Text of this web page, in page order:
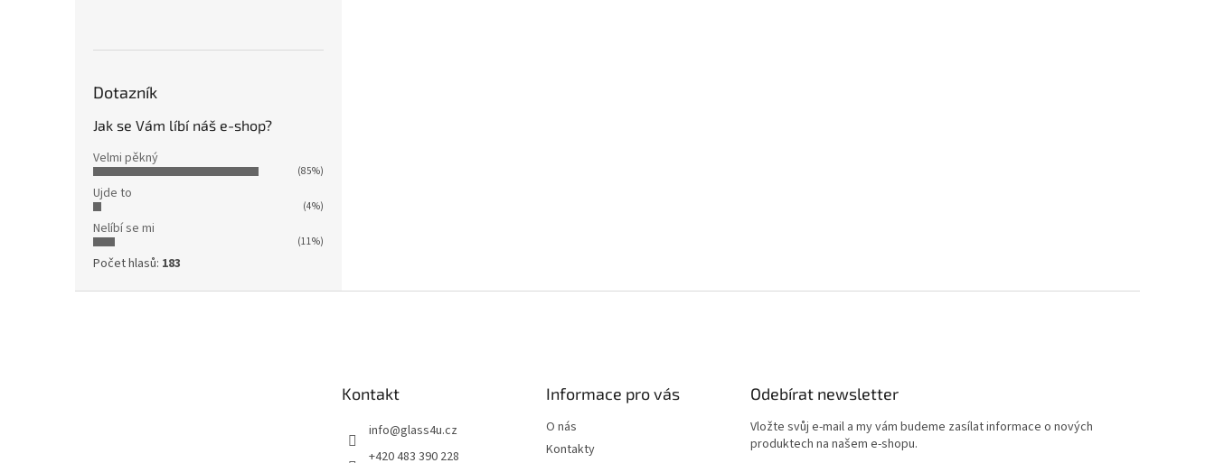
Dotazník
Jak se Vám líbí náš e-shop?
Velmi pěkný
(85%)
Ujde to
(4%)
Nelíbí se mi
(11%)
Počet hlasů: 183
Kontakt
info@glass4u.cz
+420 483 390 228
Informace pro vás
O nás
Kontakty
Odebírat newsletter
Vložte svůj e-mail a my vám budeme zasílat informace o nových
produktech na našem e-shopu.